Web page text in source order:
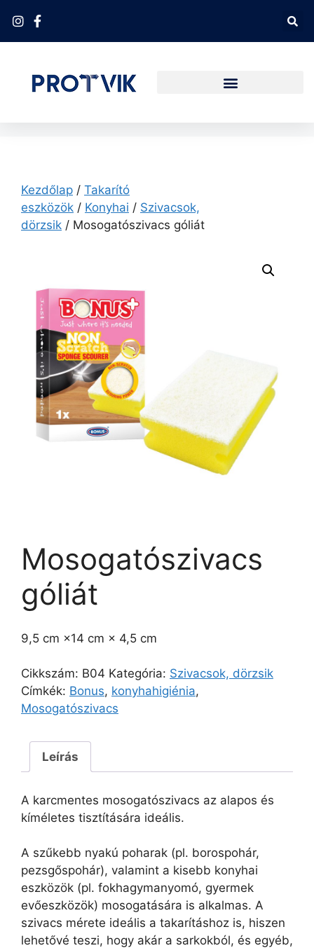
Kezdőlap / Takarító
eszközök / Konyhai / Szivacsok,
dörzsik / Mosogatószivacs góliát
Mosogatószivacs
góliát
9,5 cm ×14 cm × 4,5 cm
Cikkszám: B04 Kategória: Szivacsok, dörzsik
Címkék: Bonus, konyhahigiénia,
Mosogatószivacs
Leírás
A karcmentes mosogatószivacs az alapos és
kíméletes tisztítására ideális.
A szűkebb nyakú poharak (pl. borospohár,
pezsgőspohár), valamint a kisebb konyhai
eszközök (pl. fokhagymanyomó, gyermek
evőeszközök) mosogatására is alkalmas. A
szivacs mérete ideális a takarításhoz is, hiszen
lehetővé teszi, hogy akár a sarkokból, és egyéb,